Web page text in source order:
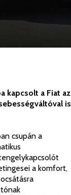
kapcsolt a Fiat az
is
csupán a
a komfort,